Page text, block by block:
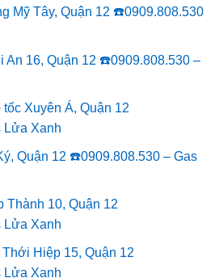
Mỹ Tây, Quận 12 ☎️0909.808.530
16, Quận 12 ☎️0909.808.530 –
Xuyên Á, Quận 12
Lửa Xanh
Quận 12 ☎️0909.808.530 – Gas
10, Quận 12
Lửa Xanh
Hiệp 15, Quận 12
Lửa Xanh